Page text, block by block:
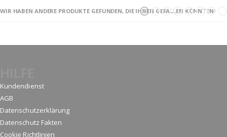
WIR HABEN ANDERE PRODUKTE GEFUNDEN, DIE IHNEN GEFALLEN KÖNNTEN!
Kundendienst
AGB
Datenschutzerklärung
Datenschutz Fakten
Cookie Richtlinien